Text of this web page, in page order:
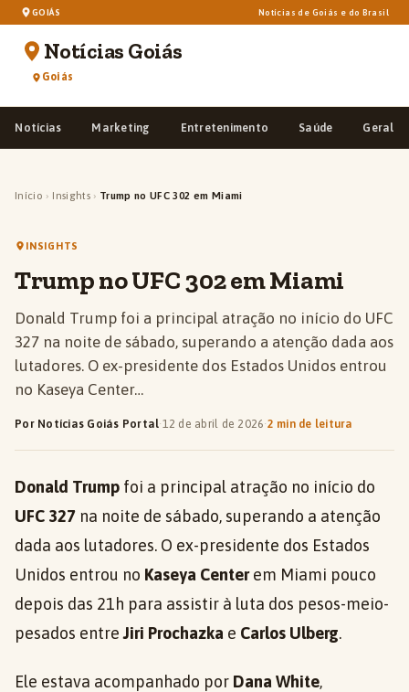
GOIÁS Notícias de Goiás e do Brasil
Notícias Goiás
Goiás
Notícias Marketing Entretenimento Saúde Geral
Início › Insights › Trump no UFC 302 em Miami
INSIGHTS
Trump no UFC 302 em Miami
Donald Trump foi a principal atração no início do UFC
327 na noite de sábado, superando a atenção dada aos
lutadores. O ex-presidente dos Estados Unidos entrou
no Kaseya Center…
Por Notícias Goiás Portal·12 de abril de 2026·2 min de leitura
Donald Trump foi a principal atração no início do
UFC 327 na noite de sábado, superando a atenção
dada aos lutadores. O ex-presidente dos Estados
Unidos entrou no Kaseya Centerem Miami pouco
depois das 21h para assistir à luta dos pesos-meio-
pesados entreJiri Prochazka e Carlos Ulberg.
Ele estava acompanhado por Dana White,